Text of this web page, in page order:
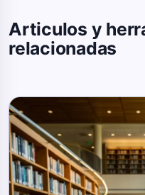
Articulos y
relacionadas